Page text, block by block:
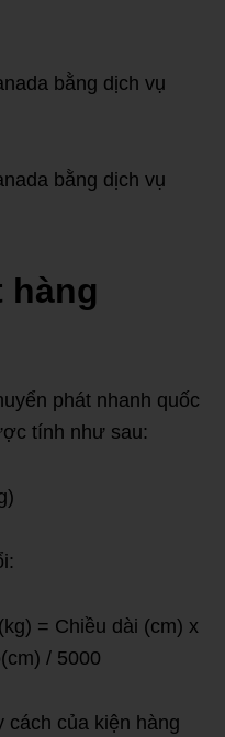
bằng dịch vụ
bằng dịch vụ
hàng
phát nhanh quốc
tính như sau:
= Chiều dài (cm) x
/ 5000
cách của kiện hàng